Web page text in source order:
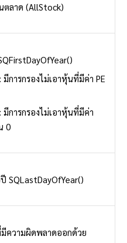
ลาด (AllStock)
มีการกรองไม่เอาหุ้นที่มีค่า PE
มีการกรองไม่เอาหุ้นที่มีค่า
0
SQLastDayOfYear()
ความผิดพลาดออกด้วย